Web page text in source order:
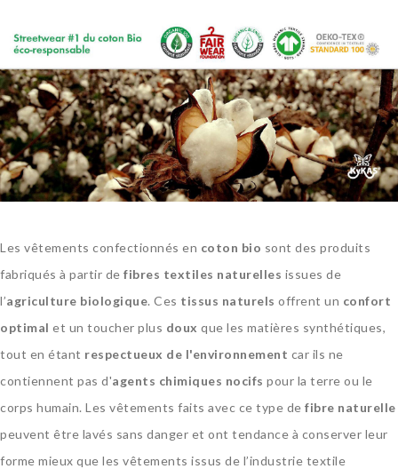
Les vêtements confectionnés en coton bio sont des produits
fabriqués à partir de fibres textiles naturelles issues de
l’agriculture biologique. Ces tissus naturels offrent un confort
optimal et un toucher plus doux que les matières synthétiques,
tout en étant respectueux de l'environnement car ils ne
contiennent pas d'agents chimiques nocifs pour la terre ou le
corps humain. Les vêtements faits avec ce type de fibre naturelle
peuvent être lavés sans danger et ont tendance à conserver leur
forme mieux que les vêtements issus de l’industrie textile